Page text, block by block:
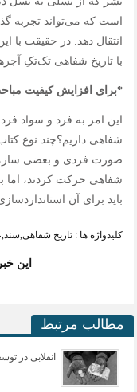
است که می‌تواند تجربه
انتقال دهد. در حقیقت
با تاریخ‌ شفاهی تک‌تکِ
*برای افزایش کیفیت
این امر به فرد و سواد
شفاهی داریم؟چند نوع
صورت فردی و بعضی
باید برای آن
کلیدواژه ها :تاریخ شفاهی,سند,
این
مطالب مرتبط
انقلابی در